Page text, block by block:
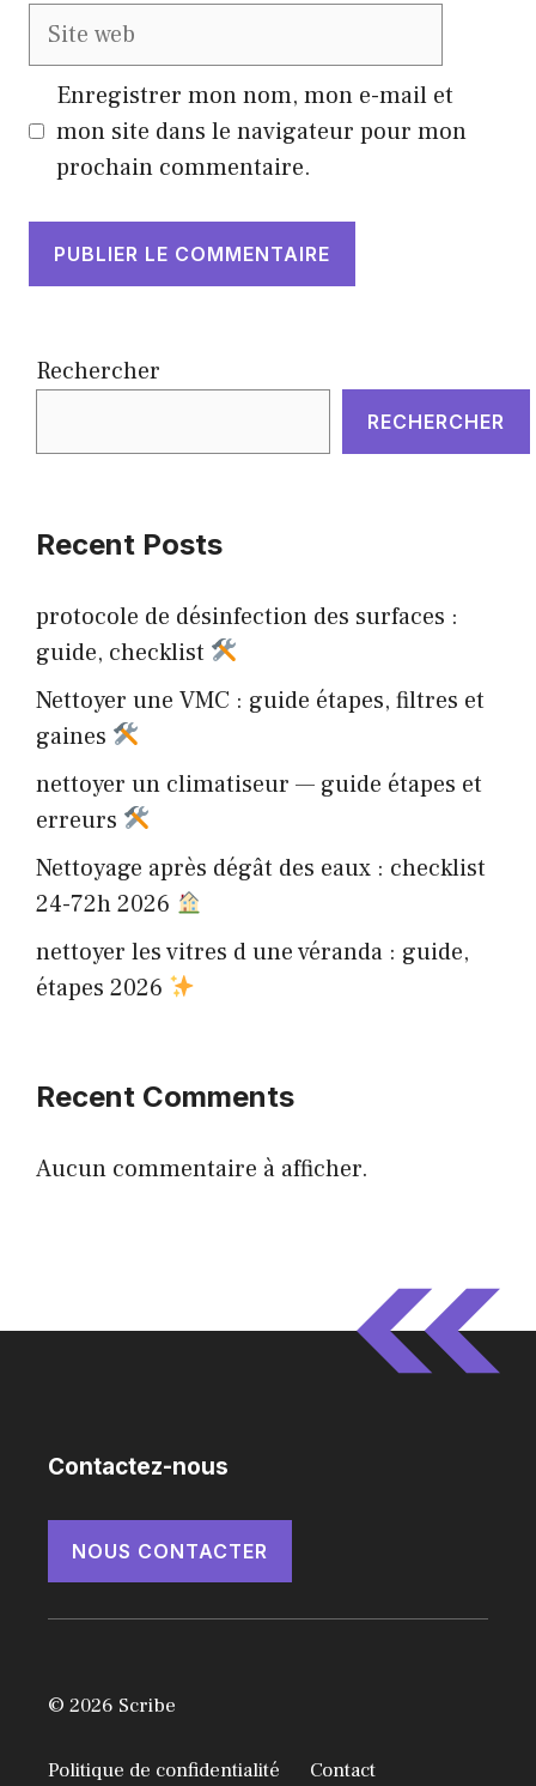
Site
Enregistrer mon nom, mon e-mail et
mon site dans le navigateur pour mon
prochain commentaire.
Rechercher
RECHERCHER
Recent Posts
protocole de désinfection des surfaces :
guide, checklist
Nettoyer une VMC : guide étapes, filtres et
gaines
nettoyer un climatiseur — guide étapes et
erreurs
Nettoyage après dégât des eaux : checklist
24-72h 2026
nettoyer les vitres d une véranda : guide,
étapes 2026
Recent Comments
Aucun commentaire à afficher.
Contactez-nous
NOUS CONTACTER
© 2026 Scribe
Politique de confidentialité Contact